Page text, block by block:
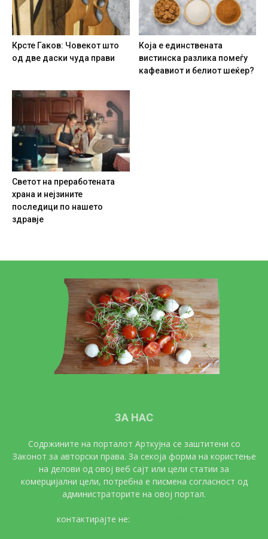
Крсте Гаков: Човекот што
од две даски чуда прави
Која е единствената
вистинска разлика помеѓу
кафеавиот и белиот шеќер?
Светот на преработената
храна и нејзините
последици по нашето
здравје
ЗА НАС
Содржините на порталот Арткујна се заштитени со
Законот за авторски права. За секоја форма на користење
на делови од овој веб сајт или цели статии за
комерцијални цели, потребна е писмена согласност од
администраторите на овој портал.
контактирајте не: